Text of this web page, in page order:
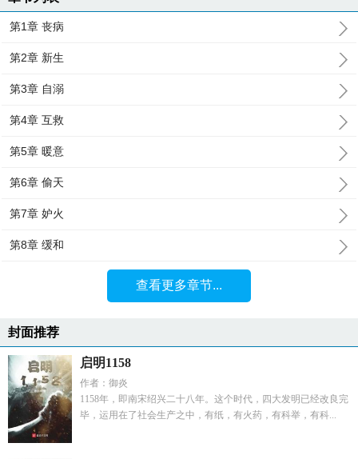
第1章 丧病
第2章 新生
第3章 自溺
第4章 互救
第5章 暖意
第6章 偷天
第7章 妒火
第8章 缓和
查看更多章节...
封面推荐
启明1158
作者：御炎
1158年，即南宋绍兴二十八年。这个时代，四大发明已经改良完
毕，运用在了社会生产之中，有纸，有火药，有科举，有科...